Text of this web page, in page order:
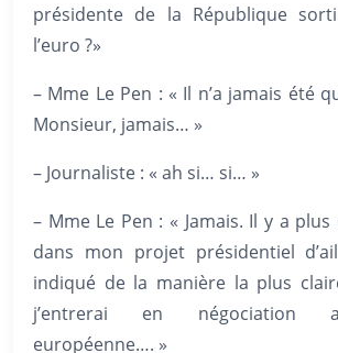
présidente de la République
l’euro ?»
– Mme Le Pen : « Il n’a jamais été
Monsieur, jamais… »
– Journaliste : « ah si… si… »
– Mme Le Pen : « Jamais. Il y a
dans mon projet présidentiel
indiqué de la manière la plus
j’entrerai en négociation
européenne…. »